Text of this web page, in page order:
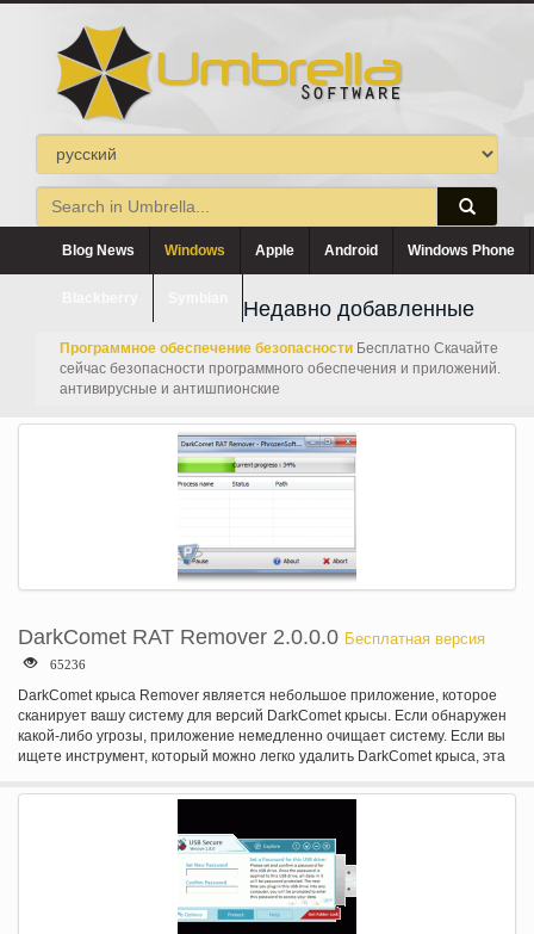
Blog News Windows Apple Android Windows Phone
Недавно добавленные
Программное обеспечение безопасности Бесплатно Скачайте
сейчас безопасности программного обеспечения и приложений.
антивирусные и антишпионские
DarkComet RAT Remover 2.0.0.0 Бесплатная версия
65236
DarkComet крыса Remover является небольшое приложение, которое
сканирует вашу систему для версий DarkComet крысы. Если обнаружен
какой-либо угрозы, приложение немедленно очищает систему. Если вы
ищете инструмент, который можно легко удалить DarkComet крыса, эта